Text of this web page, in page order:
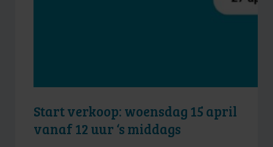
Start verkoop: woensdag 15 april
vanaf 12 uur ‘s middags